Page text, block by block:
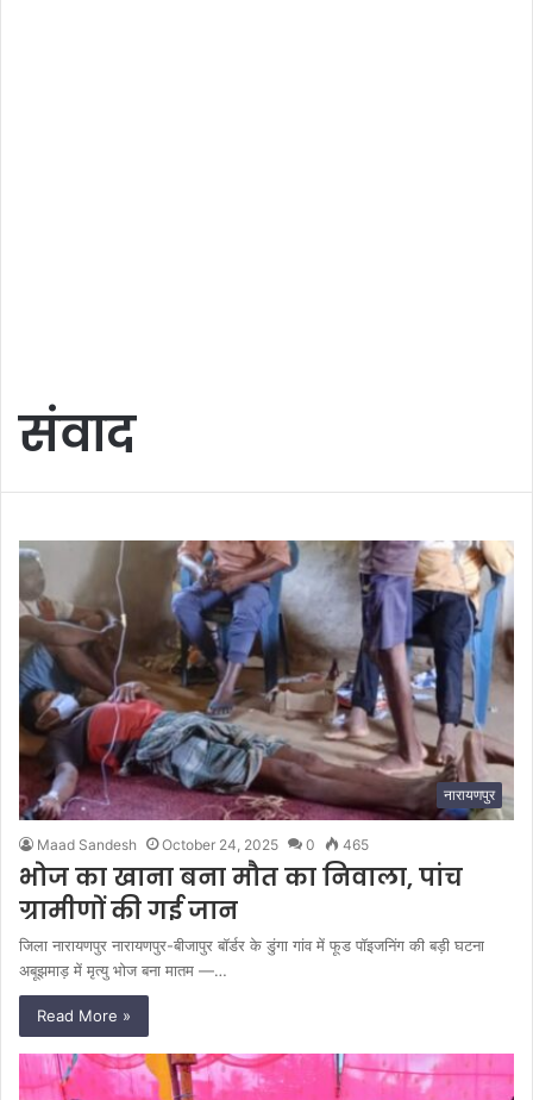
संवाद
नारायणपुर
Maad Sandesh October 24, 2025 0 465
भोज का खाना बना मौत का निवाला, पांच
ग्रामीणों की गई जान
जिला नारायणपुर नारायणपुर-बीजापुर बॉर्डर के डुंगा गांव में फूड पॉइजनिंग की बड़ी घटना
अबूझमाड़ में मृत्यु भोज बना मातम —…
Read More »